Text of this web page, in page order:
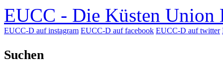
EUCC - Die Küsten Union
EUCC-D auf instagram EUCC-D auf facebook EUCC-D auf twitter
Suchen